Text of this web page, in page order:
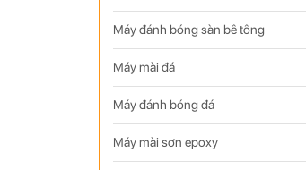
Máy đánh bóng sàn bê tông
Máy mài đá
Máy đánh bóng đá
Máy mài sơn epoxy